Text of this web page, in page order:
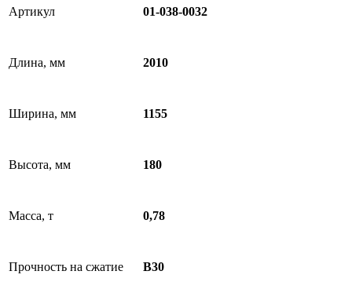
Артикул 01-038-0032
Длина, мм 2010
Ширина, мм 1155
Высота, мм 180
Масса, т 0,78
Прочность на сжатие B30